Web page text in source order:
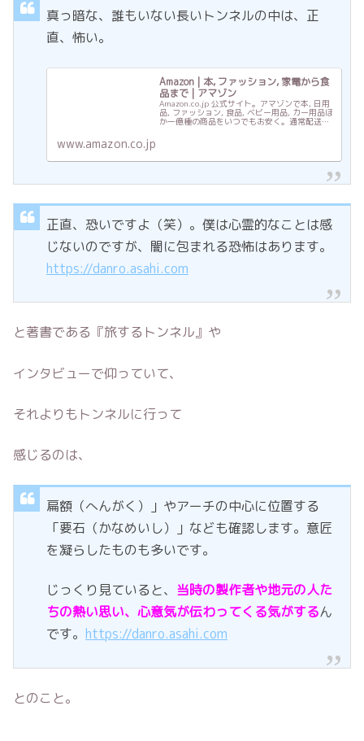
真っ暗な、誰もいない長いトンネルの中は、正
直、怖い。
Amazon | 本, ファッション, 家電から食
品まで | アマゾン
Amazon.co.jp 公式サイト。アマゾンで本, 日用
品, ファッション, 食品, ベビー用品, カー用品ほ
か一億種の商品をいつでもお安く。通常配送無
www.amazon.co.jp
正直、恐いですよ（笑）。僕は心霊的なことは感
じないのですが、闇に包まれる恐怖はあります。
https://danro.asahi.com
と著書である『旅するトンネル』や
インタビューで仰っていて、
それよりもトンネルに行って
感じるのは、
扁額（へんがく）」やアーチの中心に位置する
「要石（かなめいし）」なども確認します。意匠
を凝らしたものも多いです。
じっくり見ていると、 当時の製作者や地元の人た
ちの熱い思い、心意気が伝わってくる気がするん
です。 https://danro.asahi.com
とのこと。